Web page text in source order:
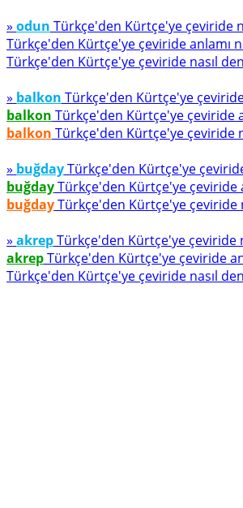
» odun Türkçe'den Kürtçe'ye çeviride
Türkçe'den Kürtçe'ye çeviride anlamı
Türkçe'den Kürtçe'ye çeviride nasıl
» balkon Türkçe'den Kürtçe'ye
balkon Türkçe'den Kürtçe'ye çeviride
balkon Türkçe'den Kürtçe'ye çeviride
» buğdayTürkçe'den Kürtçe'ye
buğdayTürkçe'den Kürtçe'ye çeviride
buğdayTürkçe'den Kürtçe'ye çeviride
» akrepTürkçe'den Kürtçe'ye çeviride
akrepTürkçe'den Kürtçe'ye çeviride
Türkçe'den Kürtçe'ye çeviride nasıl